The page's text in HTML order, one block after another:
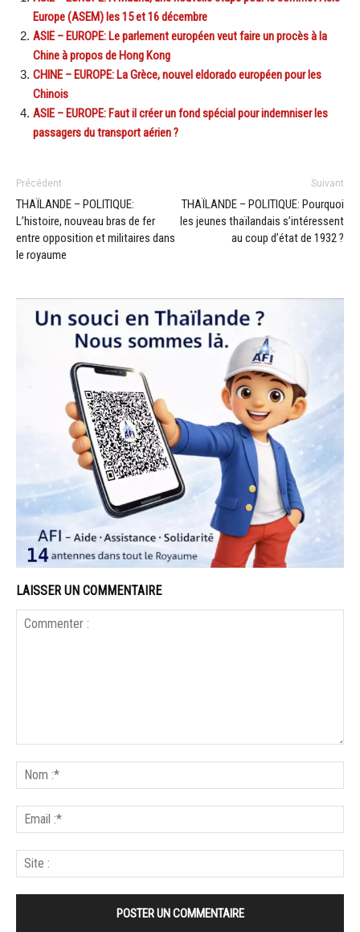
Europe (ASEM) les 15 et 16 décembre
ASIE – EUROPE: Le parlement européen veut faire un procès à la
Chine à propos de Hong Kong
CHINE – EUROPE: La Grèce, nouvel eldorado européen pour les
Chinois
ASIE – EUROPE: Faut il créer un fond spécial pour indemniser les
passagers du transport aérien ?
Précédent
THAÏLANDE – POLITIQUE:
L’histoire, nouveau bras de fer
entre opposition et militaires dans
le royaume
Suivant
THAÏLANDE – POLITIQUE: Pourquoi
les jeunes thaïlandais s’intéressent
au coup d’état de 1932 ?
LAISSER UN COMMENTAIRE